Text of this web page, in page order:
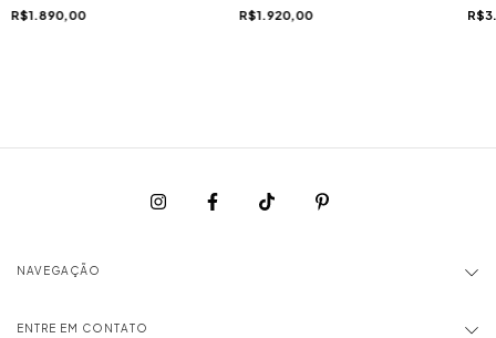
R$1.890,00 R$1.920,00
NAVEGAÇÃO
ENTRE EM CONTATO